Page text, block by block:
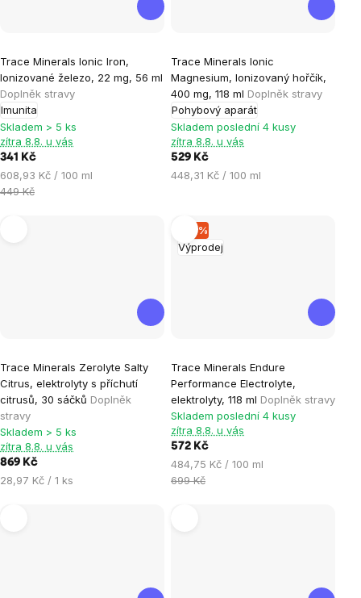
Trace Minerals Ionic Iron,
Ionizované železo, 22 mg, 56 ml
Doplněk stravy
Imunita
Skladem > 5 ks
zítra 8.8. u vás
341 Kč
Měrná
cena:
608,93 Kč / 100 ml
449 Kč
Trace Minerals Ionic
Magnesium, Ionizovaný hořčík,
400 mg, 118 ml Doplněk stravy
Pohybový aparát
Skladem poslední 4 kusy
zítra 8.8. u vás
529 Kč
Měrná
448,31 Kč / 100 ml
Trace Minerals Zerolyte Salty
Citrus, elektrolyty s příchutí
citrusů, 30 sáčků Doplněk
stravy
Skladem > 5 ks
zítra 8.8. u vás
869 Kč
Měrná
28,97 Kč / 1 ks
Výprodej
–18 %
Trace Minerals Endure
Performance Electrolyte,
elektrolyty, 118 ml Doplněk stravy
Skladem poslední 4 kusy
zítra 8.8. u vás
572 Kč
Měrná
cena:
484,75 Kč / 100 ml
699 Kč